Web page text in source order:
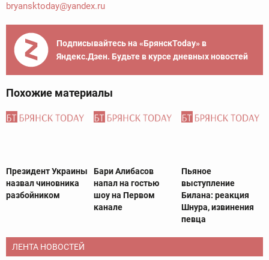
bryansktoday@yandex.ru
Подписывайтесь на «БрянскToday» в
Яндекс.Дзен. Будьте в курсе дневных новостей
Похожие материалы
Президент Украины
назвал чиновника
разбойником
Бари Алибасов
напал на гостью
шоу на Первом
канале
Пьяное
выступление
Билана: реакция
Шнура, извинения
певца
ЛЕНТА НОВОСТЕЙ